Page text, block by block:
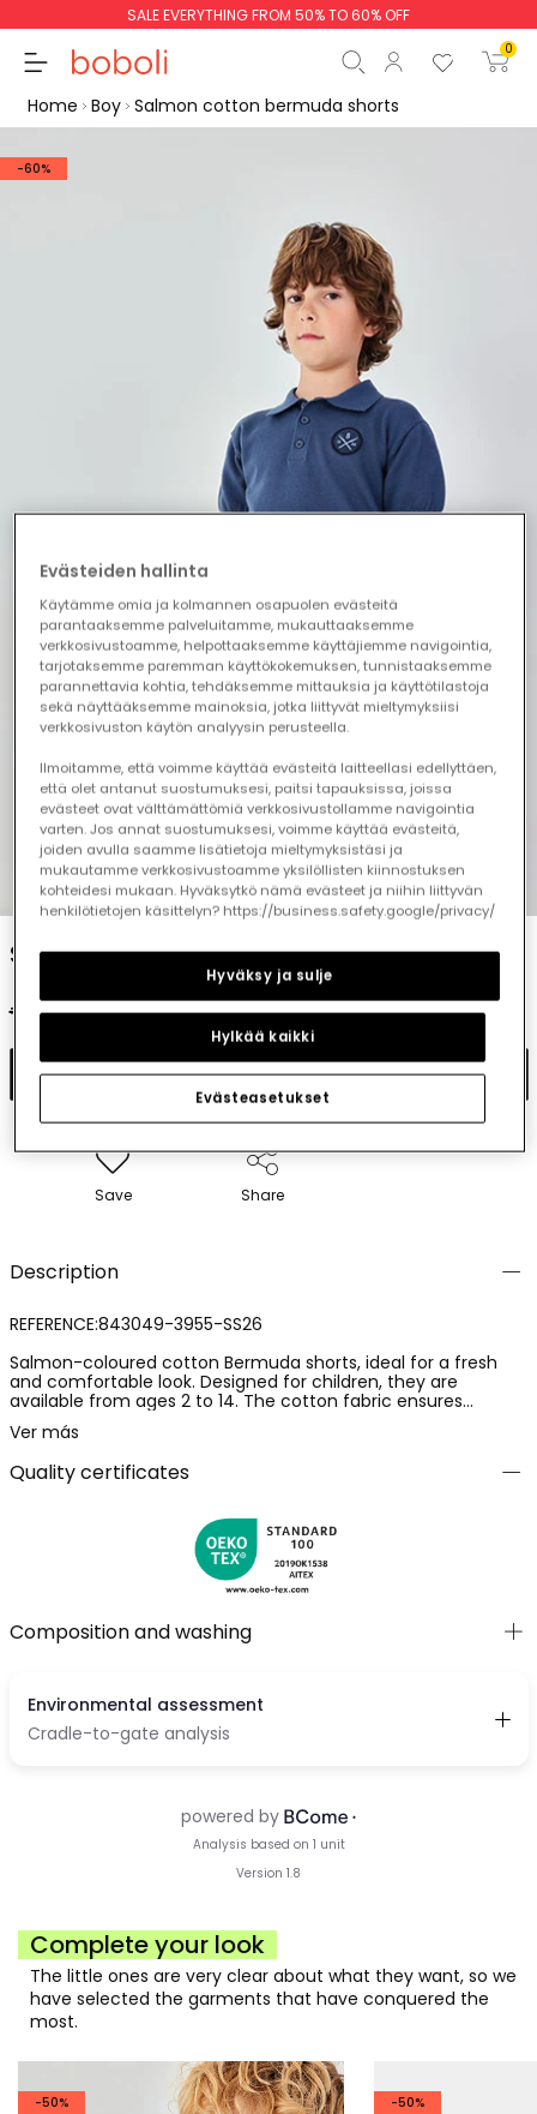
SALE EVERYTHING FROM 50% TO 60% OFF
0
Start order
Home Boy Salmon cotton bermuda shorts
-60%
1 2 3 4 5
Salmon cotton bermuda shorts
€29.95 €14.95 €11.95
Add to cart
Save Share
Description
REFERENCE:843049-3955-SS26
Salmon-coloured cotton Bermuda shorts, ideal for a fresh
and comfortable look. Designed for children, they are
available from ages 2 to 14. The cotton fabric ensures
softness and comfort, perfect for daily wear. The design
includes a stylish adjustable waistband with stripes that adds
a touch of style. Versatile and easy to pair with t-shirts or
shirts for a casual or more dressed-up appearance, suitable
Ver más
Quality certificates
Composition and washing
Complete your look
The little ones are very clear about what they want, so we
have selected the garments that have conquered the
most.
-50% -50%
Evästeiden hallinta
Käytämme omia ja kolmannen osapuolen evästeitä
parantaaksemme palveluitamme, mukauttaaksemme
verkkosivustoamme, helpottaaksemme käyttäjiemme navigointia,
tarjotaksemme paremman käyttökokemuksen, tunnistaaksemme
parannettavia kohtia, tehdäksemme mittauksia ja käyttötilastoja
sekä näyttääksemme mainoksia, jotka liittyvät mieltymyksiisi
verkkosivuston käytön analyysin perusteella.
Ilmoitamme, että voimme käyttää evästeitä laitteellasi edellyttäen,
että olet antanut suostumuksesi, paitsi tapauksissa, joissa
evästeet ovat välttämättömiä verkkosivustollamme navigointia
varten. Jos annat suostumuksesi, voimme käyttää evästeitä,
joiden avulla saamme lisätietoja mieltymyksistäsi ja
mukautamme verkkosivustoamme yksilöllisten kiinnostuksen
kohteidesi mukaan. Hyväksytkö nämä evästeet ja niihin liittyvän
henkilötietojen käsittelyn? https://business.safety.google/privacy/
Evästeasetukset
Hylkää kaikki
Hyväksy ja sulje